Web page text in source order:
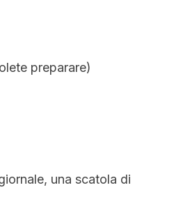
preparare)
una scatola di